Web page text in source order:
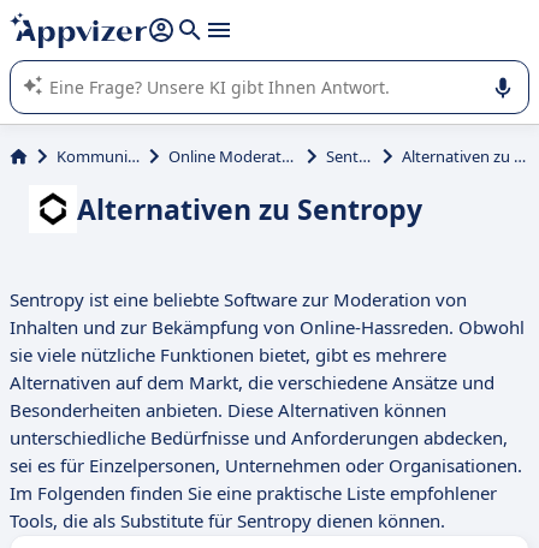
beantworten (mehrere Zeilen mit
Die KI von Appvizer führt Sie bei der Nutzung oder Auswahl
von SaaS-Software in Unternehmen.
Kommunikation Online Moderationstools Sentropy Alternativen zu Sentropy
Alternativen zu Sentropy
Sentropy ist eine beliebte Software zur Moderation von
Inhalten und zur Bekämpfung von Online-Hassreden. Obwohl
sie viele nützliche Funktionen bietet, gibt es mehrere
Alternativen auf dem Markt, die verschiedene Ansätze und
Besonderheiten anbieten. Diese Alternativen können
unterschiedliche Bedürfnisse und Anforderungen abdecken,
sei es für Einzelpersonen, Unternehmen oder Organisationen.
Im Folgenden finden Sie eine praktische Liste empfohlener
Tools, die als Substitute für Sentropy dienen können.